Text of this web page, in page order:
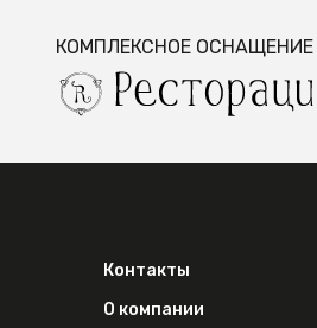
КОМПЛЕКСНОЕ
Контакты
О компании